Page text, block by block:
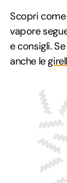
Scopri
vapore
e consigli.
anche le